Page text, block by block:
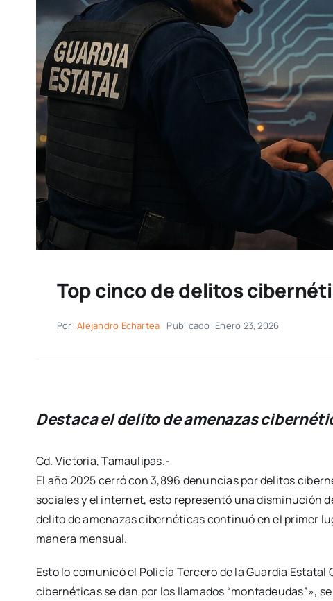
Top cinco de delitos
Por:Alejandro Echartea Publicado: Enero 23, 2026
Destaca el delito de amenazas
Cd. Victoria, Tamaulipas.-
El año 2025 cerró con 3,896 denuncias por delitos
sociales y el internet, esto representó una disminución
delito de amenazas cibernéticas continuó en el primer
manera mensual.
Esto lo comunicó el Policía Tercero de la Guardia
cibernéticas se dan por los llamados “montadeudas”»,